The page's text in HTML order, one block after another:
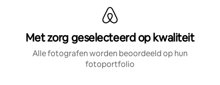
Met zorg geselecteerd op kwaliteit
Alle fotografen worden beoordeeld op hun
fotoportfolio